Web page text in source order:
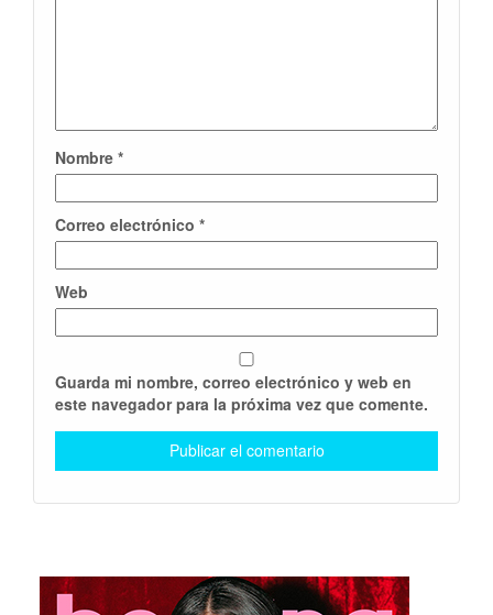
Nombre *
Correo electrónico *
Web
Guarda mi nombre, correo electrónico y web en
este navegador para la próxima vez que comente.